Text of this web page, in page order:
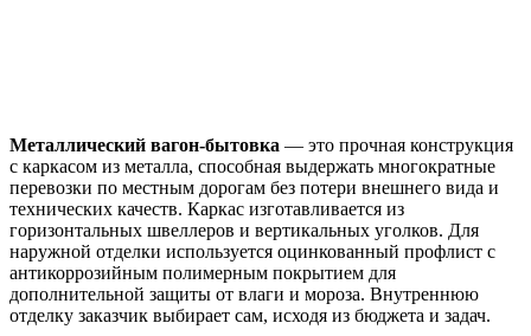
Металлический вагон-бытовка — это прочная конструкция
с каркасом из металла, способная выдержать многократные
перевозки по местным дорогам без потери внешнего вида и
технических качеств. Каркас изготавливается из
горизонтальных швеллеров и вертикальных уголков. Для
наружной отделки используется оцинкованный профлист с
антикоррозийным полимерным покрытием для
дополнительной защиты от влаги и мороза. Внутреннюю
отделку заказчик выбирает сам, исходя из бюджета и задач.